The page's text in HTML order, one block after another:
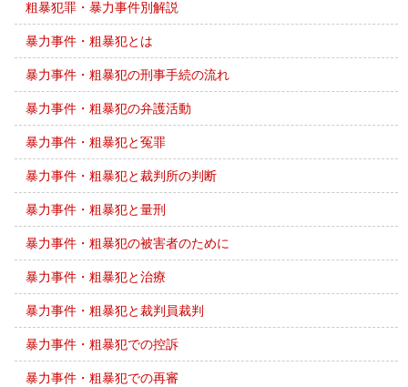
粗暴犯罪・暴力事件別解説
暴力事件・粗暴犯とは
暴力事件・粗暴犯の刑事手続の流れ
暴力事件・粗暴犯の弁護活動
暴力事件・粗暴犯と冤罪
暴力事件・粗暴犯と裁判所の判断
暴力事件・粗暴犯と量刑
暴力事件・粗暴犯の被害者のために
暴力事件・粗暴犯と治療
暴力事件・粗暴犯と裁判員裁判
暴力事件・粗暴犯での控訴
暴力事件・粗暴犯での再審